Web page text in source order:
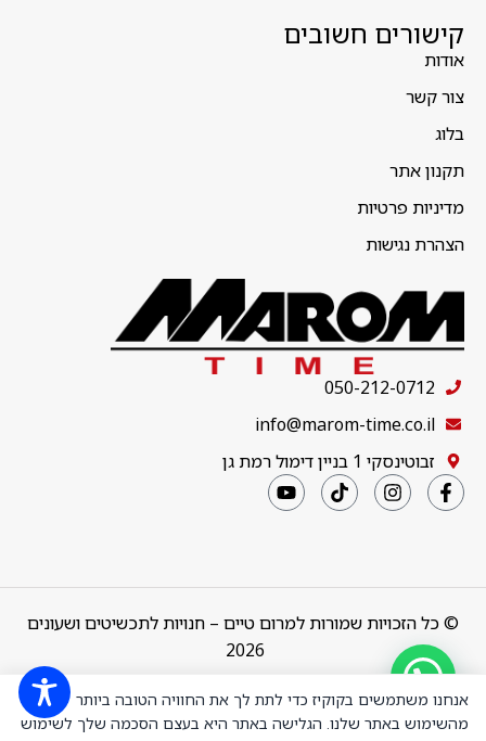
קישורים חשובים
אודות
צור קשר
בלוג
תקנון אתר
מדיניות פרטיות
הצהרת נגישות
050-212-0712
info@marom-time.co.il
זבוטינסקי 1 בניין דימול רמת גן
© כל הזכויות שמורות למרום טיים – חנויות לתכשיטים ושעונים
2026
Design & Code bythebuildup
אנחנו משתמשים בקוקיז כדי לתת לך את החוויה הטובה ביותר
מהשימוש באתר שלנו. הגלישה באתר היא בעצם הסכמה שלך לשימוש